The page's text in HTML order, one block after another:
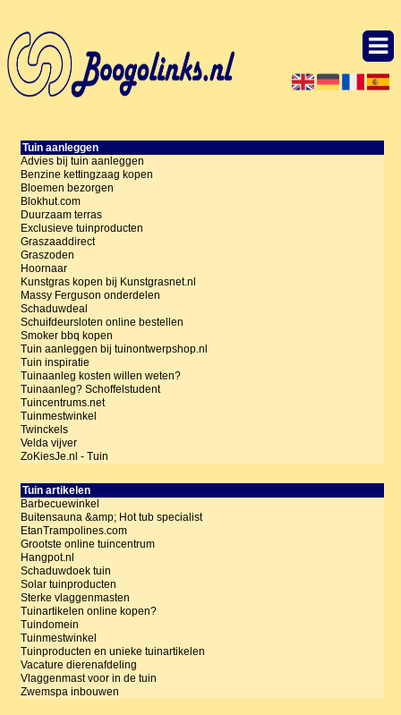
Tuin aanleggen
Advies bij tuin aanleggen
Benzine kettingzaag kopen
Bloemen bezorgen
Blokhut.com
Duurzaam terras
Exclusieve tuinproducten
Graszaaddirect
Graszoden
Hoornaar
Kunstgras kopen bij Kunstgrasnet.nl
Massy Ferguson onderdelen
Schaduwdeal
Schuifdeursloten online bestellen
Smoker bbq kopen
Tuin aanleggen bij tuinontwerpshop.nl
Tuin inspiratie
Tuinaanleg kosten willen weten?
Tuinaanleg? Schoffelstudent
Tuincentrums.net
Tuinmestwinkel
Twinckels
Velda vijver
ZoKiesJe.nl - Tuin
Tuin artikelen
Barbecuewinkel
Buitensauna &amp; Hot tub specialist
EtanTrampolines.com
Grootste online tuincentrum
Hangpot.nl
Schaduwdoek tuin
Solar tuinproducten
Sterke vlaggenmasten
Tuinartikelen online kopen?
Tuindomein
Tuinmestwinkel
Tuinproducten en unieke tuinartikelen
Vacature dierenafdeling
Vlaggenmast voor in de tuin
Zwemspa inbouwen